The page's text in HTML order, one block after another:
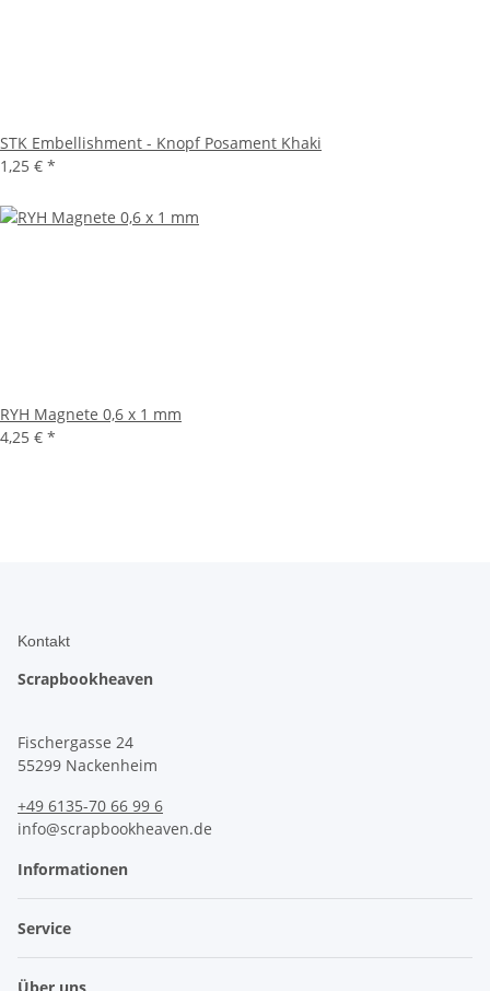
STK Embellishment - Knopf Posament Khaki
1,25 € *
RYH Magnete 0,6 x 1 mm
4,25 € *
Kontakt
Scrapbookheaven
Fischergasse 24
55299 Nackenheim
+49 6135-70 66 99 6
info@scrapbookheaven.de
Informationen
Service